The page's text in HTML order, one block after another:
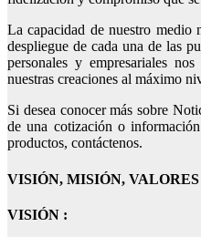
La capacidad de nuestro medio
despliegue de cada una de las
personales y empresariales
nuestras creaciones al máximo
Si desea conocer más sobre
de una cotización o
productos, contáctenos.
VISIÓN, MISIÓN,
VISIÓN :